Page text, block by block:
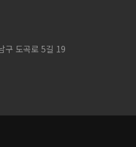
구 도곡로 5길 19